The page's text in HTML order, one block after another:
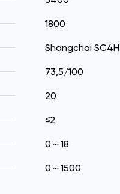
1800
Shangchai SC4H
73,5/100
20
≤2
0～18
0～1500